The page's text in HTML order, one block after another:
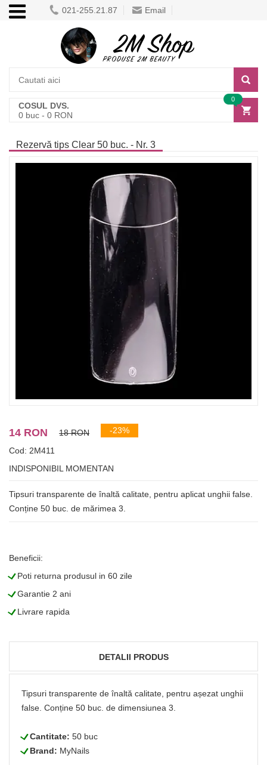
021-255.21.87 Email
COSUL DVS.
0 buc - 0 RON
0
Rezervă tips Clear 50 buc. - Nr. 3
14 RON 18 RON -23%
Cod: 2M411
INDISPONIBIL MOMENTAN
Tipsuri transparente de înaltă calitate, pentru aplicat unghii false.
Conține 50 buc. de mărimea 3.
Beneficii:
LPoti returna produsul in 60 zile
LGarantie 2 ani
LLivrare rapida
DETALII PRODUS
Tipsuri transparente de înaltă calitate, pentru așezat unghii
false. Conține 50 buc. de dimensiunea 3.
LCantitate: 50 buc
LBrand: MyNails